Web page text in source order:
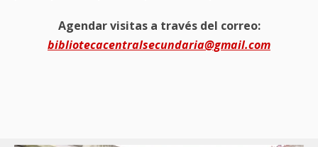
Agendar visitas a través del correo:
bibliotecacentralsecundaria@gmail.com